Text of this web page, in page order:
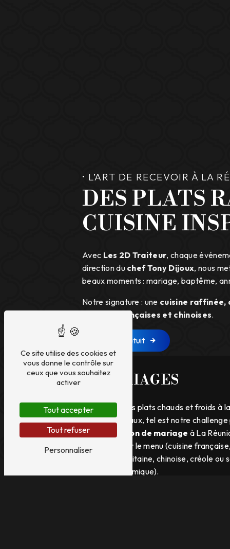
• L’ART DE RECEVOIR À LA
DES PLATS
CUISINE
Avec Les 2D Traiteur, chaque
direction du chef Tony Dijoux, nous
beaux moments : mariage, baptême,
Notre signature : une cuisine
créoles, françaises et chinoises.
Devis gratuit
MARIAGES
Servir des plats chauds et froids à
et originaux, tel est notre
réception de mariage à La
de choisir le menu (cuisine
métropolitaine, chinoise, créole ou
gastronomique).
Ce site utilise des cookies et
vous donne le contrôle sur
ceux que vous souhaitez
activer
Tout accepter
Tout refuser
Personnaliser